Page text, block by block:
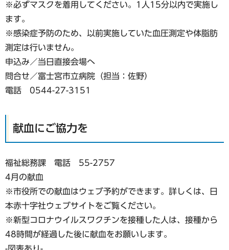
※必ずマスクを着用してください。1人15分以内で実施し
ます。
※感染症予防のため、以前実施していた血圧測定や体脂肪
測定は行いません。
申込み／当日直接会場へ
問合せ／富士宮市立病院（担当：佐野）
電話 0544-27-3151
献血にご協力を
福祉総務課 電話 55-2757
4月の献血
※市役所での献血はウェブ予約ができます。詳しくは、日
本赤十字社ウェブサイトをご覧ください。
※新型コロナウイルスワクチンを接種した人は、接種から
48時間が経過した後に献血をお願いします。